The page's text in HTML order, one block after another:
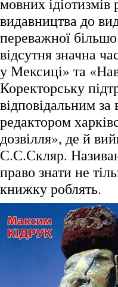
видавництва до
переважної
відсутня значна
у Мексиці» та
Коректорську
відповідальним
редактором
дозвілля», де й
С.С.Скляр.
право знати не
книжку роблять.